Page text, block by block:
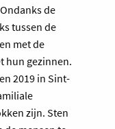
de
tussen de
met de
hun gezinnen.
2019 in Sint-
zijn. Sten